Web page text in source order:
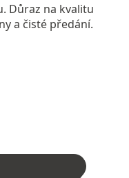
Důraz na kvalitu
a čisté předání.